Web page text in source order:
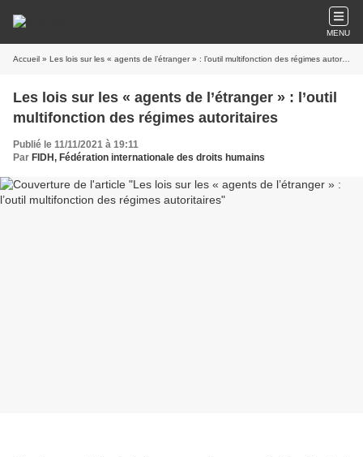
MENU
Accueil » Les lois sur les « agents de l’étranger » : l’outil multifonction des régimes autoritaires
Les lois sur les « agents de l’étranger » : l’outil
multifonction des régimes autoritaires
Publié le 11/11/2021 à 19:11
Par FIDH, Fédération internationale des droits humains